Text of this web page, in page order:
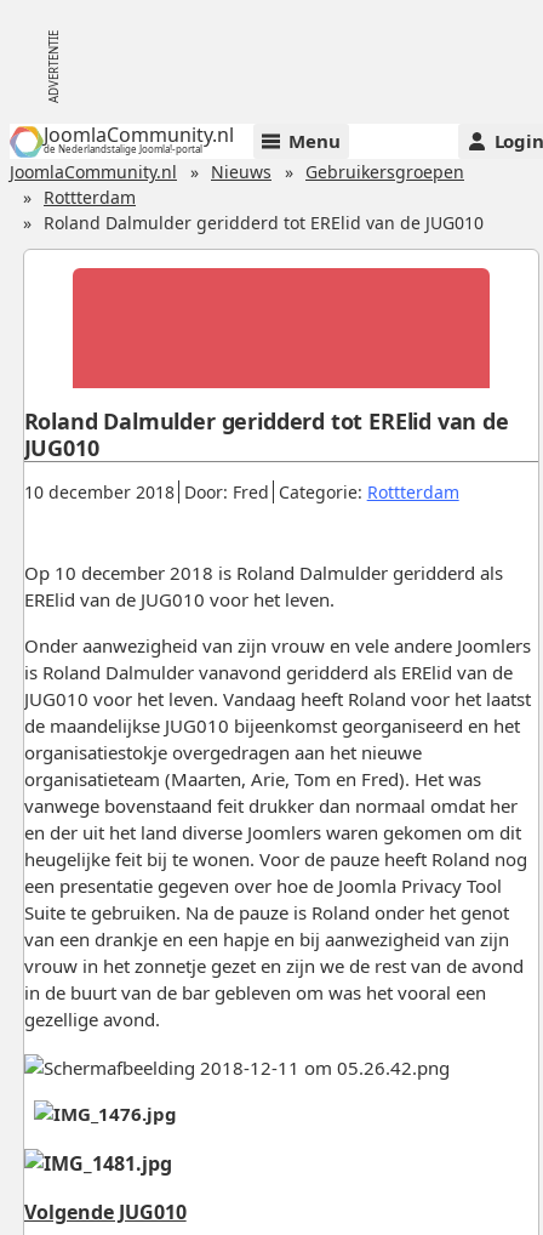
JoomlaCommunity.nl
de Nederlandstalige Joomla!-portal Menu Login
JoomlaCommunity.nl Nieuws
Gebruikersgroepen
Rottterdam
Roland Dalmulder geridderd tot ERElid van de JUG010
Gepubliceerd:
10 december 2018. Door: Fred. Categorie: Rottterdam.
Roland Dalmulder geridderd tot ERElid van de
JUG010
Op 10 december 2018 is Roland Dalmulder geridderd als
ERElid van de JUG010 voor het leven.
Onder aanwezigheid van zijn vrouw en vele andere Joomlers
is Roland Dalmulder vanavond geridderd als ERElid van de
JUG010 voor het leven. Vandaag heeft Roland voor het laatst
de maandelijkse JUG010 bijeenkomst georganiseerd en het
organisatiestokje overgedragen aan het nieuwe
organisatieteam (Maarten, Arie, Tom en Fred). Het was
vanwege bovenstaand feit drukker dan normaal omdat her
en der uit het land diverse Joomlers waren gekomen om dit
heugelijke feit bij te wonen. Voor de pauze heeft Roland nog
een presentatie gegeven over hoe de Joomla Privacy Tool
Suite te gebruiken. Na de pauze is Roland onder het genot
van een drankje en een hapje en bij aanwezigheid van zijn
vrouw in het zonnetje gezet en zijn we de rest van de avond
in de buurt van de bar gebleven om was het vooral een
gezellige avond.
Volgende JUG010